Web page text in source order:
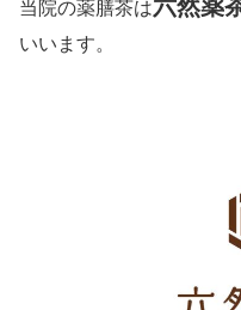
当院の薬膳茶は六然薬
いいます。